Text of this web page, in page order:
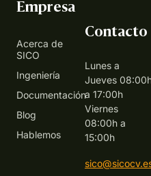
Empresa
Acerca de
SICO
Ingeniería
Documentación
Blog
Hablemos
Contacto
Lunes a
Jueves
a 17:00h
Viernes
08:00h a
15:00h